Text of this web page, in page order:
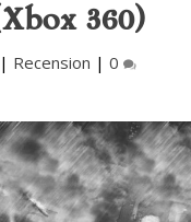
360)
| Recension | 0